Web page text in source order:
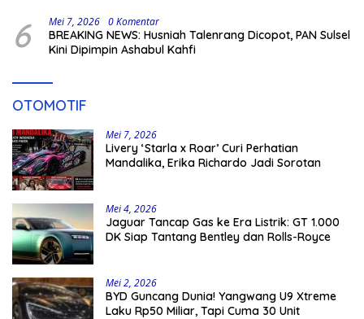
6 Mei 7, 2026 0 Komentar
BREAKING NEWS: Husniah Talenrang Dicopot, PAN Sulsel
Kini Dipimpin Ashabul Kahfi
OTOMOTIF
Mei 7, 2026
Livery ‘Starla x Roar’ Curi Perhatian
Mandalika, Erika Richardo Jadi Sorotan
Mei 4, 2026
Jaguar Tancap Gas ke Era Listrik: GT 1.000
DK Siap Tantang Bentley dan Rolls-Royce
Mei 2, 2026
BYD Guncang Dunia! Yangwang U9 Xtreme
Laku Rp50 Miliar, Tapi Cuma 30 Unit